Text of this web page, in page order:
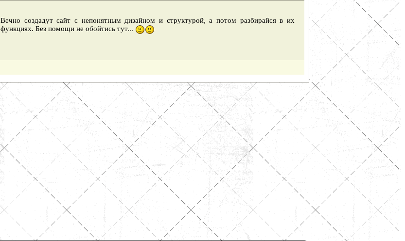
Вечно создадут сайт с непонятным дизайном и структурой, а потом разбирайся в их
функциях. Без помощи не обойтись тут...